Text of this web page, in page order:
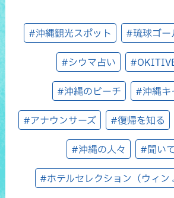
#沖縄観光スポット #琉球ゴー
#シウマ占い
#沖縄のビーチ #沖縄キ
#アナウンサーズ #復帰を知る
#沖縄の人々 #聞い
#ホテルセレクション（ウィ